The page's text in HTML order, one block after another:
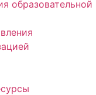
образовательной